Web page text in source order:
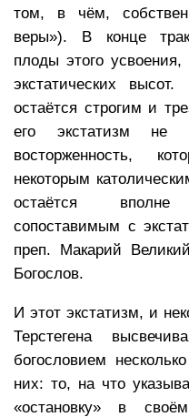
том, в чём,
веры»). В конце
плоды этого
экстатических
остаётся строгим и
его экстатизм не
восторженность,
некоторым
остаётся вполне
сопоставимым с
преп. Макарий
Богослов.
И этот экстатизм, и
Терстегена
богословием
них: то, на что
«остановку» в